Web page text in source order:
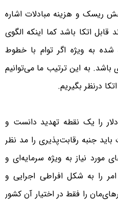
ریسک و هزینه مبادلات اشاره
اتکا باشد کما اینکه الگوی
شده به ویژه اگر توام با خطوط
باشد. به این ترتیب ما می‌توانیم
درنظر بگیریم.
را یک نقطه تهدید دانست و
باید جنبه رقابت‌پذیری را مد نظر
مورد نیاز به ویژه سرمایه‌ای و
را به شکل افراطی اجرایی و
را فقط در اختیار آن کشور